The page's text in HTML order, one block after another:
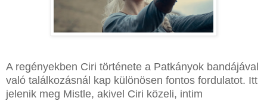
A regényekben Ciri története a Patkányok bandájával
való találkozásnál kap különösen fontos fordulatot. Itt
jelenik meg Mistle, akivel Ciri közeli, intim